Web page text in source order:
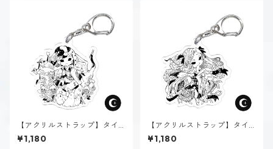
【アクリルストラップ】タイ
プ２-助ける人（ダーク）
¥1,180
【アクリルストラップ】タイ
プ３-求める人（ダーク）
¥1,180